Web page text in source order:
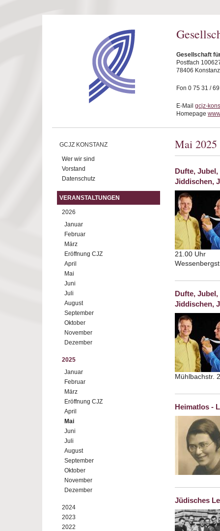
Gesellschaft
Postfach
78406 Konstanz
Fon 0 75 31 /
E-Mail gcjz-
Homepage
GCJZ KONSTANZ
Wer wir sind
Vorstand
Datenschutz
VERANSTALTUNGEN
2026
Januar
Februar
März
Eröffnung CJZ
April
Mai
Juni
Juli
August
September
Oktober
November
Dezember
2025
Januar
Februar
März
Eröffnung CJZ
April
Mai
Juni
Juli
August
September
Oktober
November
Dezember
2024
2023
2022
Mai 2025
Dufte,
Jiddischen,
21.00 Uhr
Dufte,
Jiddischen,
Mühlbachstr.
Heimatlos -
Jüdisches